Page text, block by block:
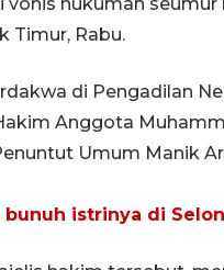
Timur, Rabu.
di Pengadilan
Anggota
Umum Manik
bunuh istrinya di